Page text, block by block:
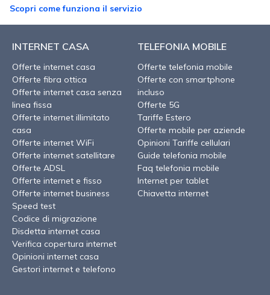
Scopri come funziona il servizio
INTERNET CASA
Offerte internet casa
Offerte fibra ottica
Offerte internet casa senza
linea fissa
Offerte internet illimitato
casa
Offerte internet WiFi
Offerte internet satellitare
Offerte ADSL
Offerte internet e fisso
Offerte internet business
Speed test
Codice di migrazione
Disdetta internet casa
Verifica copertura internet
Opinioni internet casa
Gestori internet e telefono
TELEFONIA MOBILE
Offerte telefonia mobile
Offerte con smartphone
incluso
Offerte 5G
Tariffe Estero
Offerte mobile per aziende
Opinioni Tariffe cellulari
Guide telefonia mobile
Faq telefonia mobile
Internet per tablet
Chiavetta internet